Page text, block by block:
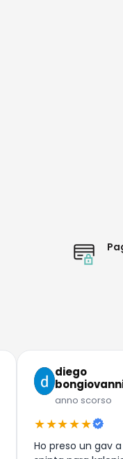
diego
anno scorso
★★★★★
Ho preso un gav a